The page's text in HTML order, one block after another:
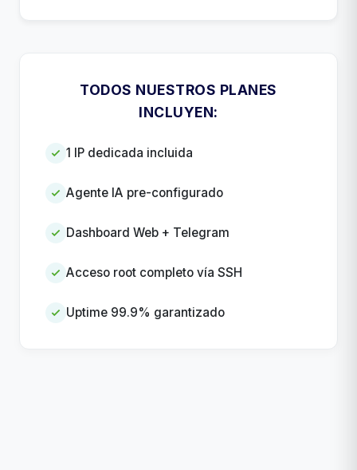
TODOS NUESTROS PLANES
INCLUYEN:
1 IP dedicada incluida
Agente IA pre-configurado
Dashboard Web + Telegram
Acceso root completo vía SSH
Uptime 99.9% garantizado